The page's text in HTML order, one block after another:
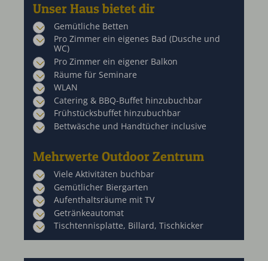
Unser Haus bietet dir
Gemütliche Betten
Pro Zimmer ein eigenes Bad (Dusche und
WC)
Pro Zimmer ein eigener Balkon
Räume für Seminare
WLAN
Catering & BBQ-Buffet hinzubuchbar
Frühstücksbuffet hinzubuchbar
Bettwäsche und Handtücher inclusive
Mehrwerte Outdoor Zentrum
Viele Aktivitäten buchbar
Gemütlicher Biergarten
Aufenthaltsräume mit TV
Getränkeautomat
Tischtennisplatte, Billard, Tischkicker